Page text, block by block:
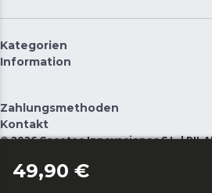
49,90 €
Kategorien
Information
Zahlungsmethoden
Kontakt
©2026 Cecotec Innovaciones S.L. | RII-